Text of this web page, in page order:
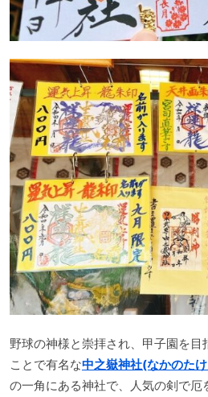
野球の神様と崇拝され、甲子園を目
ことで有名な中之嶽神社(なかのた
の一角にある神社で、人気の剣で厄